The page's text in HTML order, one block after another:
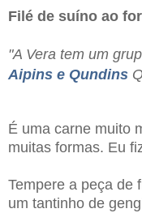
Filé de suíno ao
"A Vera tem um
Aipins e Qundins
É uma carne muito
muitas formas. Eu
Tempere a peça de
um tantinho de